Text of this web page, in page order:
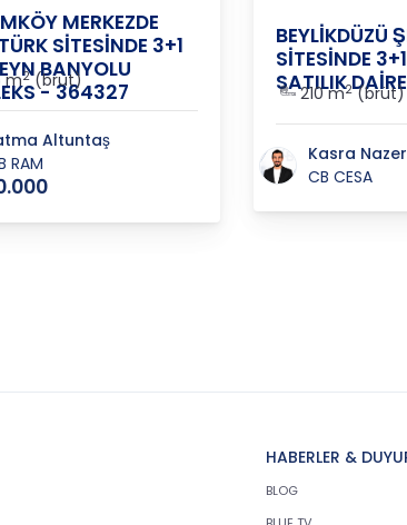
MERKEZDE
SİTESİNDE 3+1
BANYOLU
- 364327
m2(brüt)
Altuntaş
RAM
BEYLİKDÜZÜ
SİTESİNDE
SATILIK
210 m2(brüt)
Kasra Nazer
CB CESA
HABERLER &
BLOG